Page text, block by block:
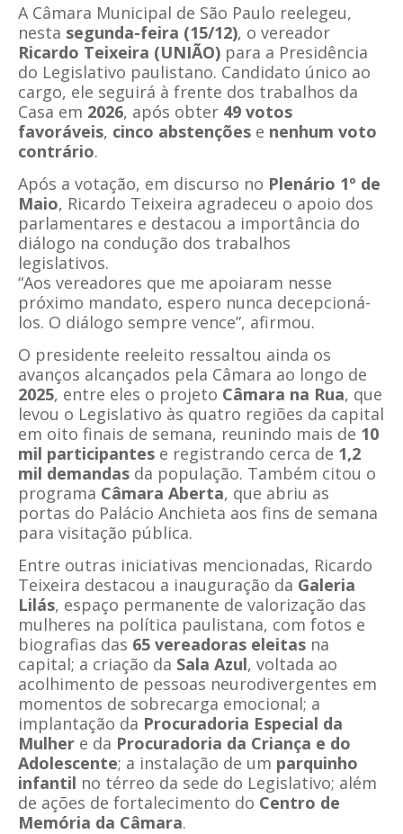
A Câmara Municipal de São Paulo reelegeu,
nesta segunda-feira (15/12), o vereador
Ricardo Teixeira (UNIÃO) para a Presidência
do Legislativo paulistano. Candidato único ao
cargo, ele seguirá à frente dos trabalhos da
Casa em 2026, após obter 49 votos
favoráveis, cinco abstenções e nenhum voto
contrário.
Após a votação, em discurso no Plenário 1º de
Maio, Ricardo Teixeira agradeceu o apoio dos
parlamentares e destacou a importância do
diálogo na condução dos trabalhos
legislativos.
“Aos vereadores que me apoiaram nesse
próximo mandato, espero nunca decepcioná-
los. O diálogo sempre vence”, afirmou.
O presidente reeleito ressaltou ainda os
avanços alcançados pela Câmara ao longo de
2025, entre eles o projeto Câmara na Rua, que
levou o Legislativo às quatro regiões da capital
em oito finais de semana, reunindo mais de 10
mil participantes e registrando cerca de 1,2
mil demandas da população. Também citou o
programa Câmara Aberta, que abriu as
portas do Palácio Anchieta aos fins de semana
para visitação pública.
Entre outras iniciativas mencionadas, Ricardo
Teixeira destacou a inauguração da Galeria
Lilás, espaço permanente de valorização das
mulheres na política paulistana, com fotos e
biografias das 65 vereadoras eleitas na
capital; a criação da Sala Azul, voltada ao
acolhimento de pessoas neurodivergentes em
momentos de sobrecarga emocional; a
implantação da Procuradoria Especial da
Mulher e da Procuradoria da Criança e do
Adolescente; a instalação de um parquinho
infantil no térreo da sede do Legislativo; além
de ações de fortalecimento do Centro de
Memória da Câmara.